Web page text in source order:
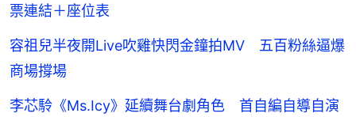
票連結＋座位表
容祖兒半夜開Live吹雞快閃金鐘拍MV 五百粉絲逼爆
商場撐場
李芯駖《Ms.Icy》延續舞台劇角色 首自編自導自演